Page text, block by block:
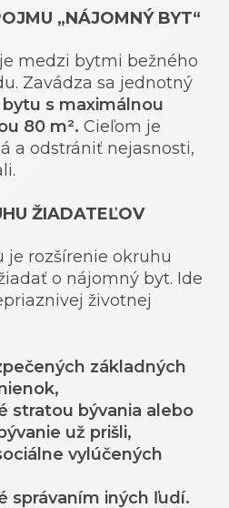
„NÁJOMNÝ BYT“
medzi bytmi bežného
Zavádza sa jednotný
s maximálnou
80 m². Cieľom je
a odstrániť nejasnosti,
ŽIADATEĽOV
je rozšírenie okruhu
o nájomný byt. Ide
životnej
základných
stratou bývania alebo
už prišli,
vylúčených
správaním iných ľudí.